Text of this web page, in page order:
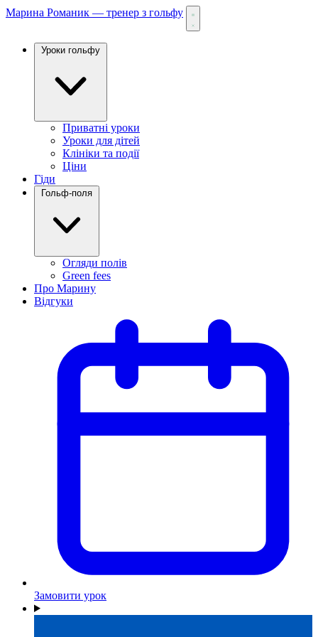
Марина Романик — тренер з гольфу
Приватні уроки
Уроки для дітей
Клініки та події
Ціни
Гіди
Огляди полів
Green fees
Про Марину
Відгуки
Замовити урок